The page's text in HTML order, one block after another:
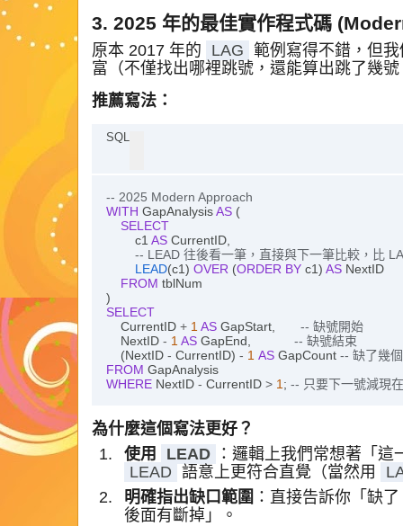
3. 2025 年的最佳實作程式碼
原本 2017 年的 LAG 範例寫得不錯，但
富（不僅找出哪裡跳號，還能算出跳了幾
推薦寫法：
SQL
-- 2025 Modern Approach
WITH GapAnalysis AS (
SELECT
        c1
AS CurrentID,
-- LEAD 往後看一筆，直接與下一筆比較，比
LEAD(c1) OVER (ORDER BY c1) AS NextID
FROM tblNum
SELECT
    CurrentID
+ 1AS GapStart, -- 缺號開始
    NextID
- 1AS GapEnd, -- 缺號結束
    (NextID
- CurrentID) - 1 AS GapCount -- 缺了幾
FROM
WHERE NextID - CurrentID > 1; -- 只要下一號減現
為什麼這個寫法更好？
使用
LEAD
：邏輯上我們常想著「
LEAD 語意上更符合直覺（當然用
明確指出缺口範圍 ：直接告訴你「缺
後面有斷掉」。